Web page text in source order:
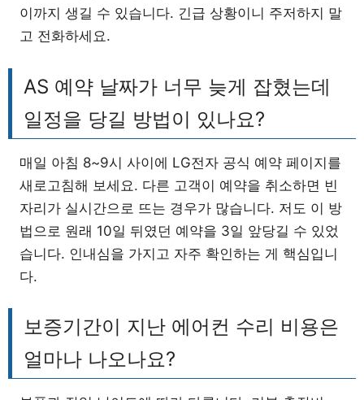
이까지 생길 수 있습니다. 긴급 상황이니 주저하지 말
고 전화하세요.
AS 예약 날짜가 너무 늦게 잡혔는데
일정을 당길 방법이 있나요?
매일 아침 8~9시 사이에 LG전자 공식 예약 페이지를
새로고침해 보세요. 다른 고객이 예약을 취소하면 빈
자리가 실시간으로 뜨는 경우가 많습니다. 저도 이 방
법으로 원래 10일 뒤였던 예약을 3일 앞당길 수 있었
습니다. 인내심을 가지고 자주 확인하는 게 핵심입니
다.
보증기간이 지난 에어컨 수리 비용은
얼마나 나오나요?